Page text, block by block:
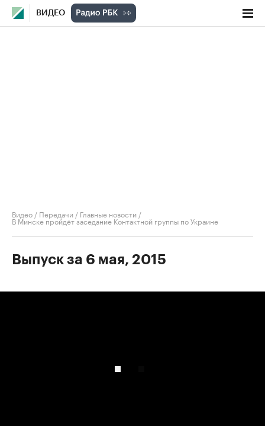
ВИДЕО
Видео / Передачи / Главные новости /
В Минске пройдёт заседание Контактной группы по Украине
Выпуск за 6 мая, 2015